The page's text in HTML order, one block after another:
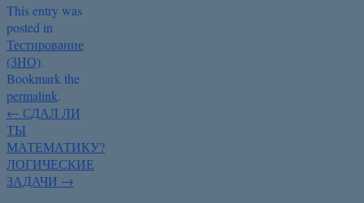
This entry was
posted in
Тестирование
(ЗНО).
Bookmark the
permalink.
← СДАЛ ЛИ
ТЫ
МАТЕМАТИКУ?
ЛОГИЧЕСКИЕ
ЗАДАЧИ →